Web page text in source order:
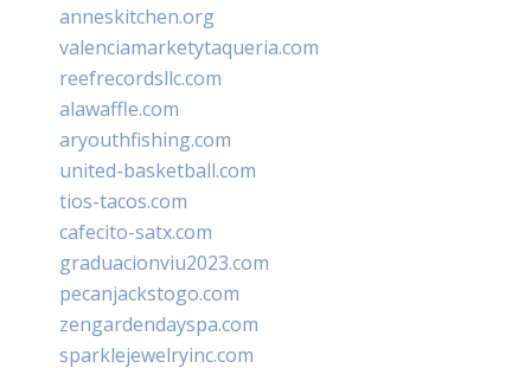
anneskitchen.org
valenciamarketytaqueria.com
reefrecordsllc.com
alawaffle.com
aryouthfishing.com
united-basketball.com
tios-tacos.com
cafecito-satx.com
graduacionviu2023.com
pecanjackstogo.com
zengardendayspa.com
sparklejewelryinc.com